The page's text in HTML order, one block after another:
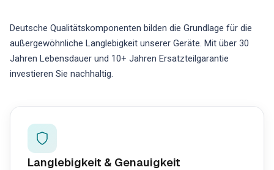
Deutsche Qualitätskomponenten bilden die Grundlage für die
außergewöhnliche Langlebigkeit unserer Geräte. Mit über 30
Jahren Lebensdauer und 10+ Jahren Ersatzteilgarantie
investieren Sie nachhaltig.
Langlebigkeit & Genauigkeit